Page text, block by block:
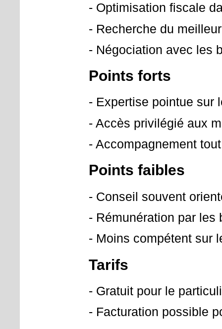
- Optimisation fiscale
- Recherche du
- Négociation avec les
Points forts
- Expertise pointue sur
- Accès privilégié aux
- Accompagnement
Points faibles
- Conseil souvent
- Rémunération par les
- Moins compétent sur
Tarifs
- Gratuit pour le
- Facturation possible